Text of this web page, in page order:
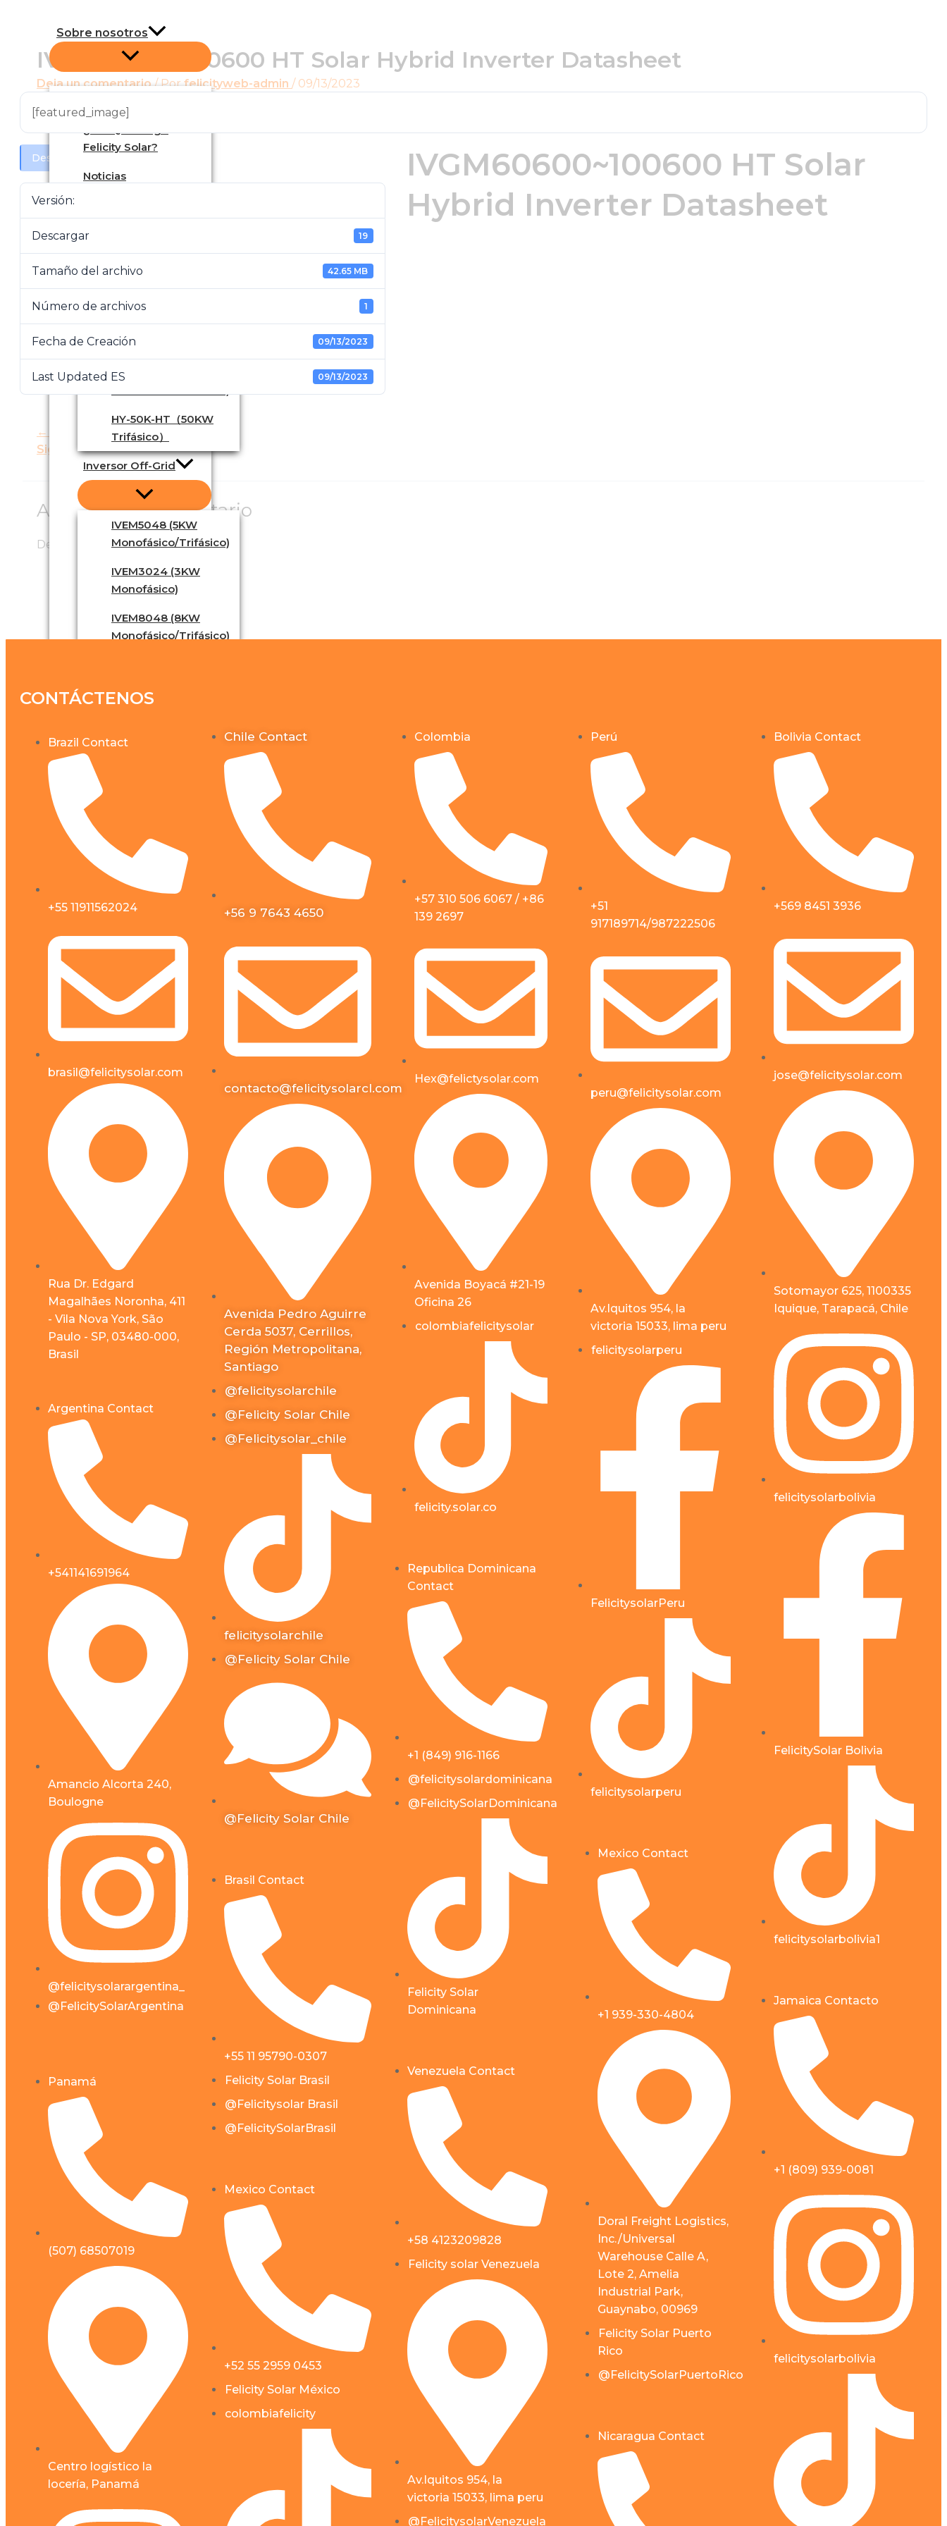
contenido
Sobre nosotros
¿Por Qué Elegir
Felicity Solar?
Noticias
Productos
Inversor Híbrido
IVGM5048 (5KW
Monofásico/trifásico)
IVGM10048(10KW
HY-50K-HT（50KW
Trifásico）
Inversor Off-Grid
IVEM5048 (5KW
Monofásico/Trifásico)
IVEM3024 (3KW
Monofásico)
IVEM8048 (8KW
Monofásico/Trifásico)
MPPT Controlador De
Inversor On-Grid
E-CHO-SI3KS2
E-CHO-SI5KS2
Micro Inversor
X-RAY-WVC800W
X-RAY-
Batería
LPBF24200-M
LPBF48100-M
LPBF48150 P
LPBF48200 H
LPBF48300
LPBF48350
HVC
Accesorios Solares
Cargador EV
WIFI Plug Pro
Iluminación Pública
P2 Series
D2 Series
Soluciones
Soluciones Solares
Residenciales
Almacenamiento
Solar Para Balcón
Comercial
Cargador EV
Sistemas De Control
Inteligente
Off-Grid & Baterias De
Lítio
Gabinete ESS
Comercial E Industrial
Español de Chile
Español de Chile
IVGM60600~100600 HT Solar Hybrid Inverter Datasheet
Deja un comentario / Porfelicityweb-admin / 09/13/2023
[featured_image]
Descargar
Versión:
Descargar 19
Tamaño del archivo 42.65 MB
Número de archivos 1
Fecha de Creación 09/13/2023
Last Updated ES 09/13/2023
IVGM60600~100600 HT Solar
Hybrid Inverter Datasheet
←
Anterior Archivo
Siguiente Archivo→
Agregar un comentario
Debes iniciar sesiónpara comentar.
CONTÁCTENOS
Brazil Contact
+55 11911562024
brasil@felicitysolar.com
Rua Dr. Edgard
Magalhães Noronha, 411
- Vila Nova York, São
Paulo - SP, 03480-000,
Brasil
Argentina Contact
+541141691964
Amancio Alcorta 240,
Boulogne
@felicitysolarargentina_
@FelicitySolarArgentina
Panamá
(507) 68507019
Centro logístico la
locería, Panamá
Chile Contact
+56 9 7643 4650
contacto@felicitysolarcl.com
Avenida Pedro Aguirre
Cerda 5037, Cerrillos,
Región Metropolitana,
Santiago
@felicitysolarchile
@Felicity Solar Chile
@Felicitysolar_chile
felicitysolarchile
@Felicity Solar Chile
@Felicity Solar Chile
Brasil Contact
+55 11 95790-0307
Felicity Solar Brasil
@Felicitysolar Brasil
@FelicitySolarBrasil
Mexico Contact
+52 55 2959 0453
Felicity Solar México
colombiafelicity
Colombia
+57 310 506 6067 / +86
139 2697
Hex@felictysolar.com
Avenida Boyacá #21-19
Oficina 26
colombiafelicitysolar
felicity.solar.co
Republica Dominicana
Contact
+1 (849) 916-1166
@felicitysolardominicana
@FelicitySolarDominicana
Felicity Solar
Dominicana
Venezuela Contact
+58 4123209828
Felicity solar Venezuela
Av.Iquitos 954, la
victoria 15033, lima peru
@FelicitysolarVenezuela
Perú
+51
917189714/987222506
peru@felicitysolar.com
Av.Iquitos 954, la
victoria 15033, lima peru
felicitysolarperu
FelicitysolarPeru
felicitysolarperu
Mexico Contact
+1 939-330-4804
Doral Freight Logistics,
Inc./Universal
Warehouse Calle A,
Lote 2, Amelia
Industrial Park,
Guaynabo, 00969
Felicity Solar Puerto
Rico
@FelicitySolarPuertoRico
Nicaragua Contact
Bolivia Contact
+569 8451 3936
jose@felicitysolar.com
Sotomayor 625, 1100335
Iquique, Tarapacá, Chile
felicitysolarbolivia
FelicitySolar Bolivia
felicitysolarbolivia1
Jamaica Contacto
+1 (809) 939-0081
felicitysolarbolivia